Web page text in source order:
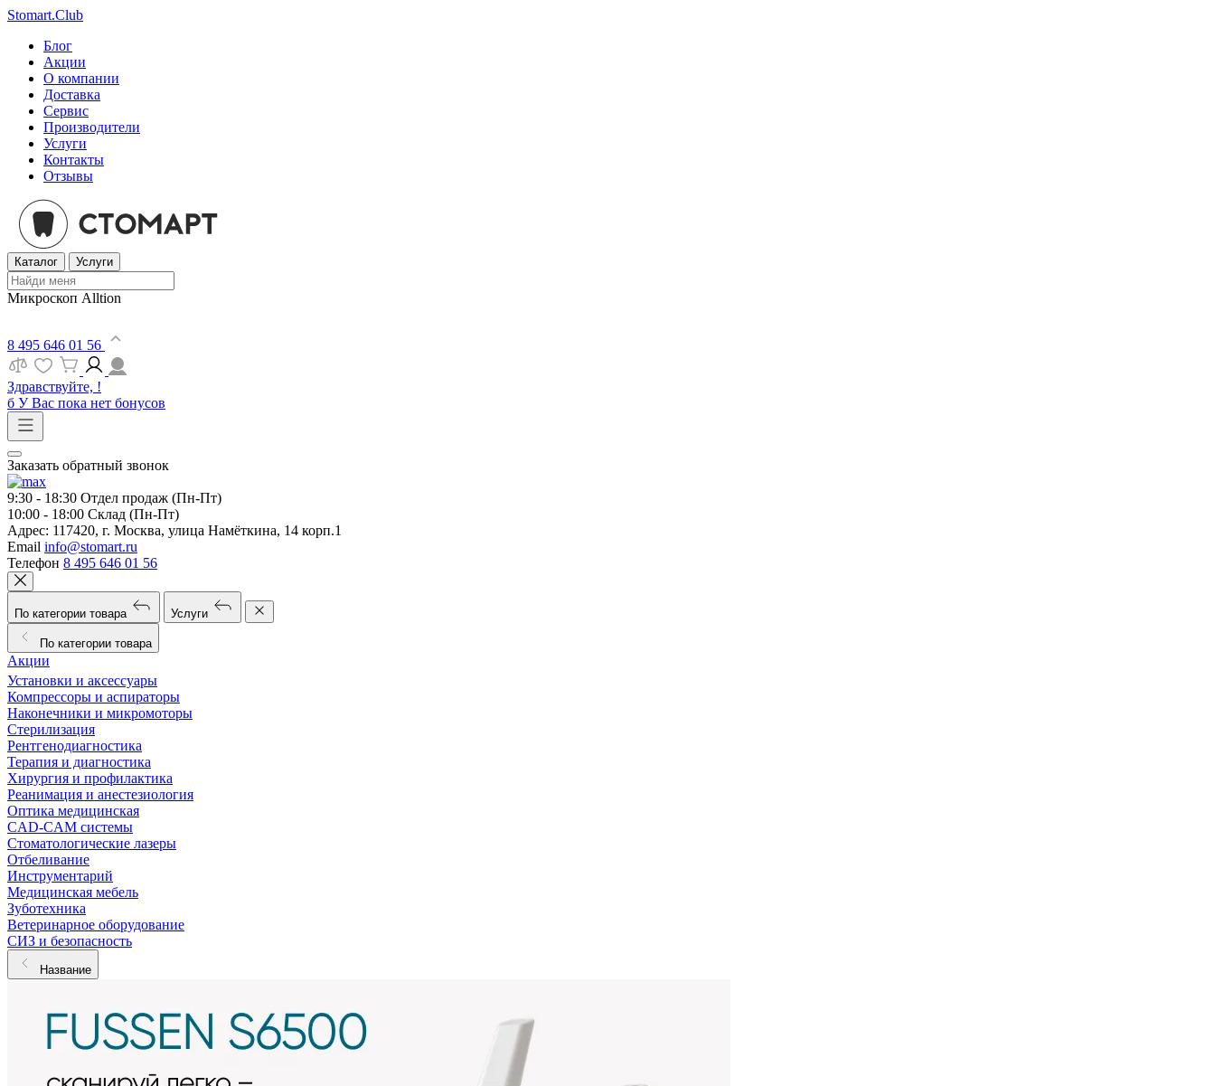
Stomart.Club
Блог
Акции
О компании
Доставка
Сервис
Производители
Услуги
Контакты
Отзывы
Каталог Услуги
Микроскоп Alltion
8 495 646 01 56
Здравствуйте, !
б У Вас пока нет бонусов
Заказать обратный звонок
9:30 - 18:30 Отдел продаж (Пн-Пт)
10:00 - 18:00 Склад (Пн-Пт)
Адрес: 117420, г. Москва, улица Намёткина, 14 корп.1
Email info@stomart.ru
Телефон 8 495 646 01 56
По категории товара Услуги
По категории товара
Акции
Установки и аксессуары
Компрессоры и аспираторы
Наконечники и микромоторы
Стерилизация
Рентгенодиагностика
Терапия и диагностика
Хирургия и профилактика
Реанимация и анестезиология
Оптика медицинская
CAD-CAM системы
Стоматологические лазеры
Отбеливание
Инструментарий
Медицинская мебель
Зуботехника
Ветеринарное оборудование
СИЗ и безопасность
Название